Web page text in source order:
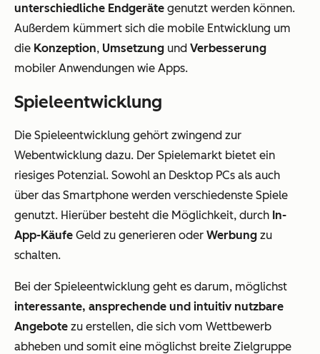
unterschiedliche Endgeräte genutzt werden können.
Außerdem kümmert sich die mobile Entwicklung um
die Konzeption, Umsetzung und Verbesserung
mobiler Anwendungen wie Apps.
Spieleentwicklung
Die Spieleentwicklung gehört zwingend zur
Webentwicklung dazu. Der Spielemarkt bietet ein
riesiges Potenzial. Sowohl an Desktop PCs als auch
über das Smartphone werden verschiedenste Spiele
genutzt. Hierüber besteht die Möglichkeit, durch In-
App-Käufe Geld zu generieren oder Werbung zu
schalten.
Bei der Spieleentwicklung geht es darum, möglichst
interessante, ansprechende und intuitiv nutzbare
Angebote zu erstellen, die sich vom Wettbewerb
abheben und somit eine möglichst breite Zielgruppe